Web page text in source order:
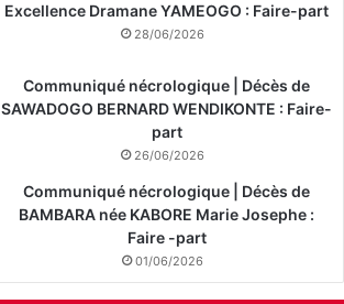
Excellence Dramane YAMEOGO : Faire-part
28/06/2026
Communiqué nécrologique | Décès de
SAWADOGO BERNARD WENDIKONTE : Faire-
part
26/06/2026
Communiqué nécrologique | Décès de
BAMBARA née KABORE Marie Josephe :
Faire -part
01/06/2026